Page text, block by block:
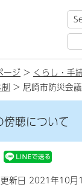
ージ > くらし・手
> 尼崎市防災会
聴について
更新日 2021年10月